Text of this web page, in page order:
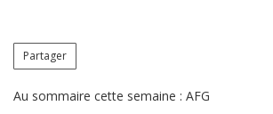
Partager
Au sommaire cette semaine : AFG